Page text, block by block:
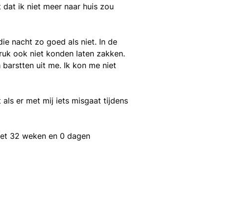
ik niet meer naar huis zou
nacht zo goed als niet. In de
ook niet konden laten zakken.
barstten uit me. Ik kon me niet
als er met mij iets misgaat tijdens
32 weken en 0 dagen